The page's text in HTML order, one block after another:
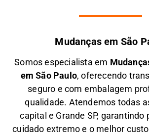
Mudanças em São
Somos especialista em M
em São Paulo, oferecendo
seguro e com embalagem
qualidade. Atendemos todas
capital e Grande SP, garantindo
cuidado extremo e o melhor